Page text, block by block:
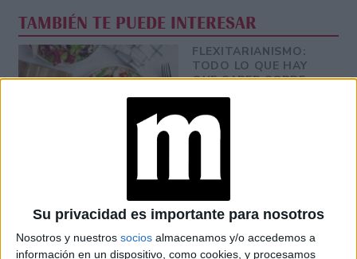
Su privacidad es importante para nosotros
Nosotros y nuestros socios almacenamos y/o accedemos a
información en un dispositivo, como cookies, y procesamos
TAMBIÉN TE PUEDE INTERESAR
FLEXITARIANISMO:
TODO LO QUE HAY
QUE SABER SOBRE
ESTA TENDENCIA EN
QUE TE VAN A
MUCHO)
CONOCÉ A
CAROLINA, LA